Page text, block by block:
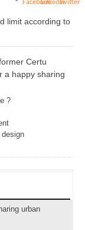
limit according to
Certu
a happy sharing
?
urban